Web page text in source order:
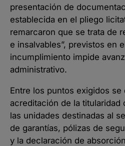
presentación de
establecida en el pliego
remarcaron que se trata de
e insalvables”, previstos en
incumplimiento impide
administrativo.
Entre los puntos exigidos se
acreditación de la titularidad
las unidades destinadas al
de garantías, pólizas de
y la declaración de